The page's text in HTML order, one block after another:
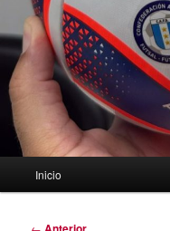
Inicio
Navegación